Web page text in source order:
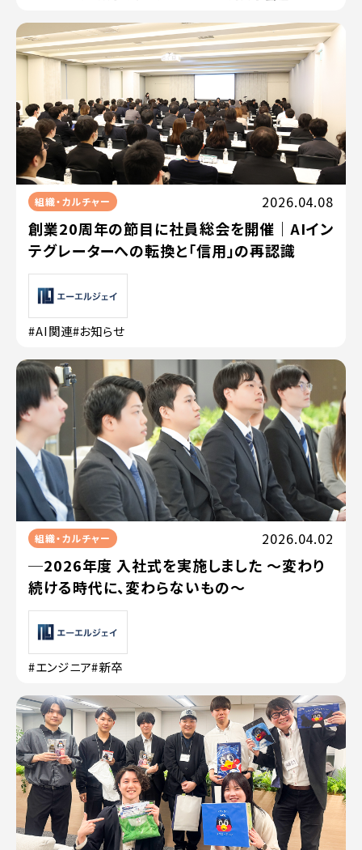
組織・カルチャー 2026.04.08
創業20周年の節目に社員総会を開催｜AIイン
テグレーターへの転換と「信用」の再認識
#AI関連#お知らせ
組織・カルチャー 2026.04.02
─2026年度 入社式を実施しました 〜変わり
続ける時代に、変わらないもの〜
#エンジニア#新卒